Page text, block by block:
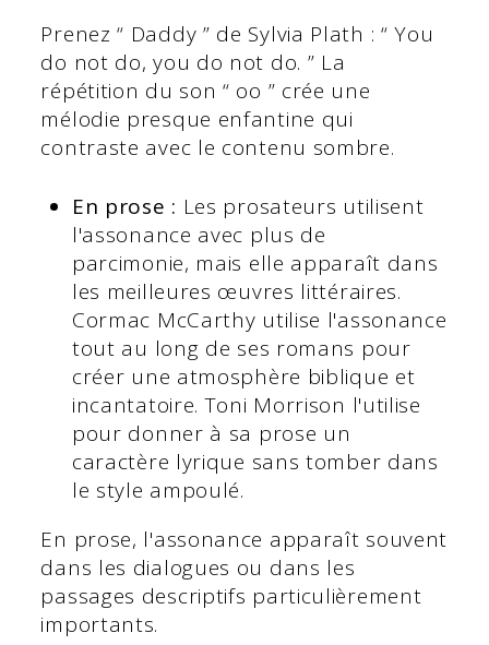
Prenez “ Daddy ” de Sylvia Plath : “ You
do not do, you do not do. ” La
répétition du son “ oo ” crée une
mélodie presque enfantine qui
contraste avec le contenu sombre.
En prose : Les prosateurs utilisent
l'assonance avec plus de
parcimonie, mais elle apparaît dans
les meilleures œuvres littéraires.
Cormac McCarthy utilise l'assonance
tout au long de ses romans pour
créer une atmosphère biblique et
incantatoire. Toni Morrison l'utilise
pour donner à sa prose un
caractère lyrique sans tomber dans
le style ampoulé.
En prose, l'assonance apparaît souvent
dans les dialogues ou dans les
passages descriptifs particulièrement
importants.